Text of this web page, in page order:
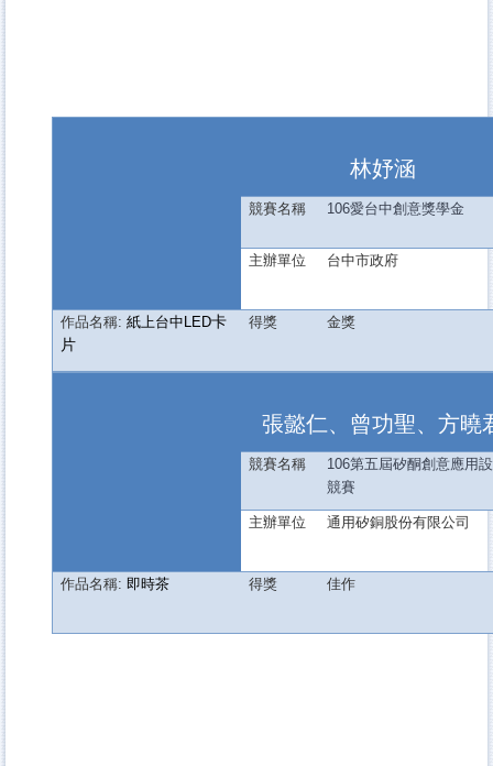
林妤涵
競賽名稱 106愛台中創意獎學金
主辦單位 台中市政府
作品名稱: 紙上台中LED卡
片
得獎 金獎
張懿仁、曾功聖、方曉
競賽名稱
106第五屆矽酮創意應用
競賽
主辦單位 通用矽銅股份有限公司
作品名稱: 即時茶 得獎 佳作